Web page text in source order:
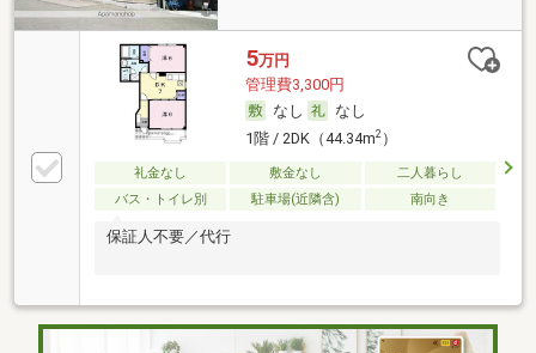
5万円
管理費3,300円
なし
なし
1階 / 2DK（44.34m2）
礼金なし 敷金なし
二人暮らし
バス・トイレ別
駐車場(近隣含) 南向き
保証人不要／代行